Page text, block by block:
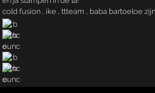
cold fusion , ike , ttteam , baba bartoeloe